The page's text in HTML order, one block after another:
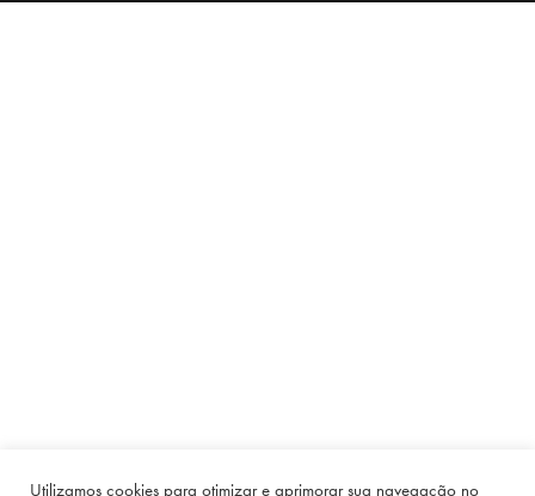
Utilizamos cookies para otimizar e aprimorar sua navegação no